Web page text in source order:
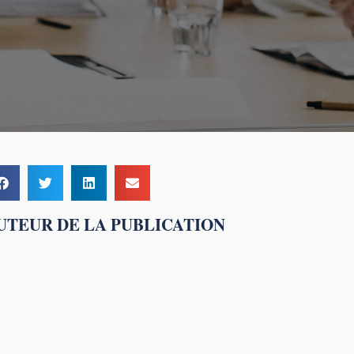
DE LA PUBLICATION